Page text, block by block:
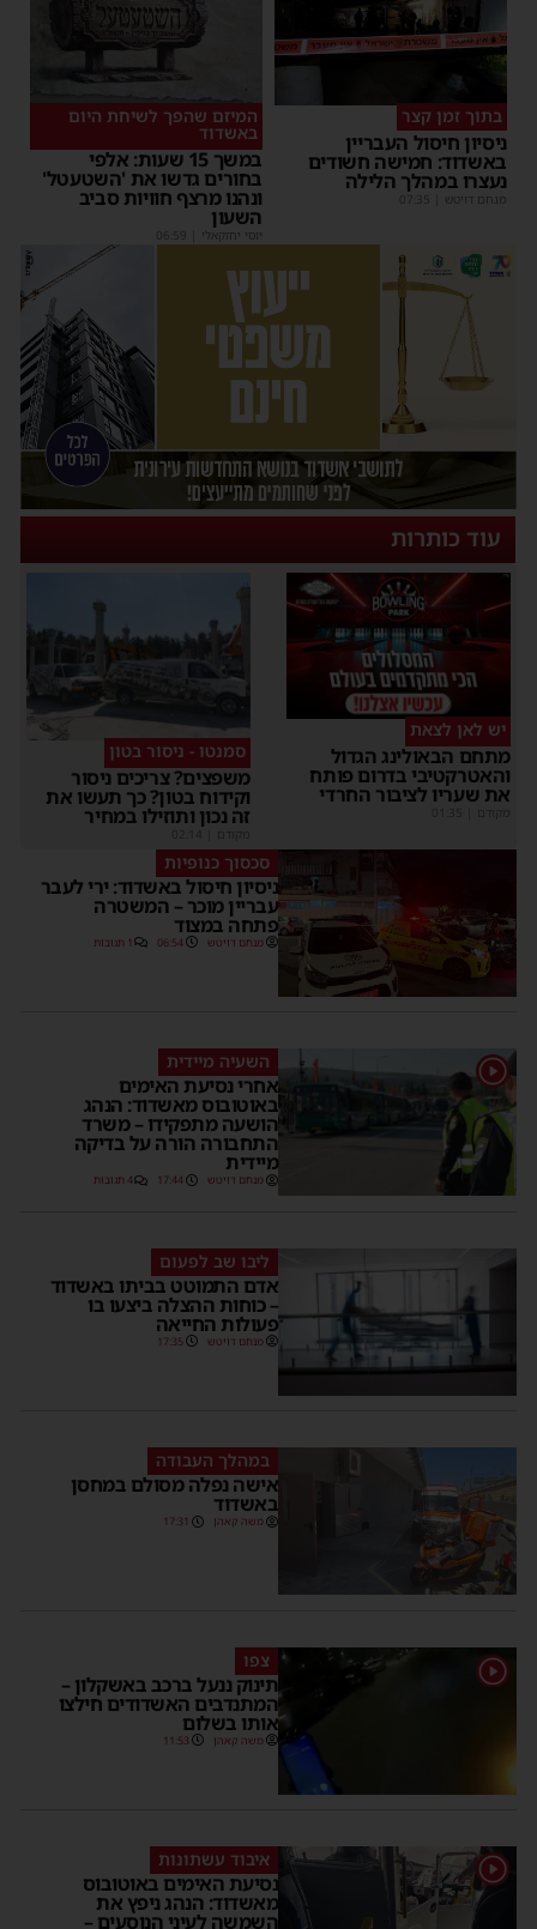
בתוך זמן קצר
ניסיון חיסול העבריין
באשדוד: חמישה חשודים
נעצרו במהלך הלילה
מנחם דויטש 07:35
המיזם שהפך לשיחת היום
באשדוד
במשך 15 שעות: אלפי
בחורים גדשו את 'השטעטל'
ונהנו מרצף חוויות סביב
השעון
יוסי יחזקאלי 06:59
עוד כותרות
יש לאן לצאת
מתחם הבאולינג הגדול
והאטרקטיבי בדרום פותח
את שעריו לציבור החרדי
מקודם
סמנטו - ניסור בטון
משפצים? צריכים ניסור
וקידוח בטון? כך תעשו את
זה נכון ותוזילו במחיר
מקודם
סכסוך כנופיות
ניסיון חיסול באשדוד: ירי לעבר
עבריין מוכר – המשטרה
פתחה במצוד
מנחם דויטש 06:54 1 תגובות
1 השעיה מיידית
אחרי נסיעת האימים
באוטובוס מאשדוד: הנהג
הושעה מתפקידו – משרד
התחבורה הורה על בדיקה
מיידית
מנחם דויטש 17:44 4 תגובות
ליבו שב לפעום
אדם התמוטט בביתו באשדוד
– כוחות ההצלה ביצעו בו
פעולות החייאה
מנחם דויטש 17:35
במהלך העבודה
אישה נפלה מסולם במחסן
באשדוד
משה קאהן 17:31
1 צפו
תינוק ננעל ברכב באשקלון –
המתנדבים האשדודים חילצו
אותו בשלום
משה קאהן 11:53
1 איבוד עשתונות
נסיעת האימים באוטובוס
מאשדוד: הנהג ניפץ את
השמשה לעיני הנוסעים –